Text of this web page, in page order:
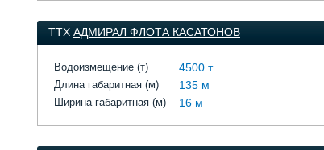
ТТХ АДМИРАЛ ФЛОТА КАСАТОНОВ
Водоизмещение (т) 4500 т
Длина габаритная (м) 135 м
Ширина габаритная (м) 16 м